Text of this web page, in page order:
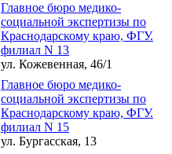
Главное бюро медико-
социальной экспертизы по
Краснодарскому краю, ФГУ.
филиал N 13
ул. Кожевенная, 46/1
Главное бюро медико-
социальной экспертизы по
Краснодарскому краю, ФГУ.
филиал N 15
ул. Бургасская, 13